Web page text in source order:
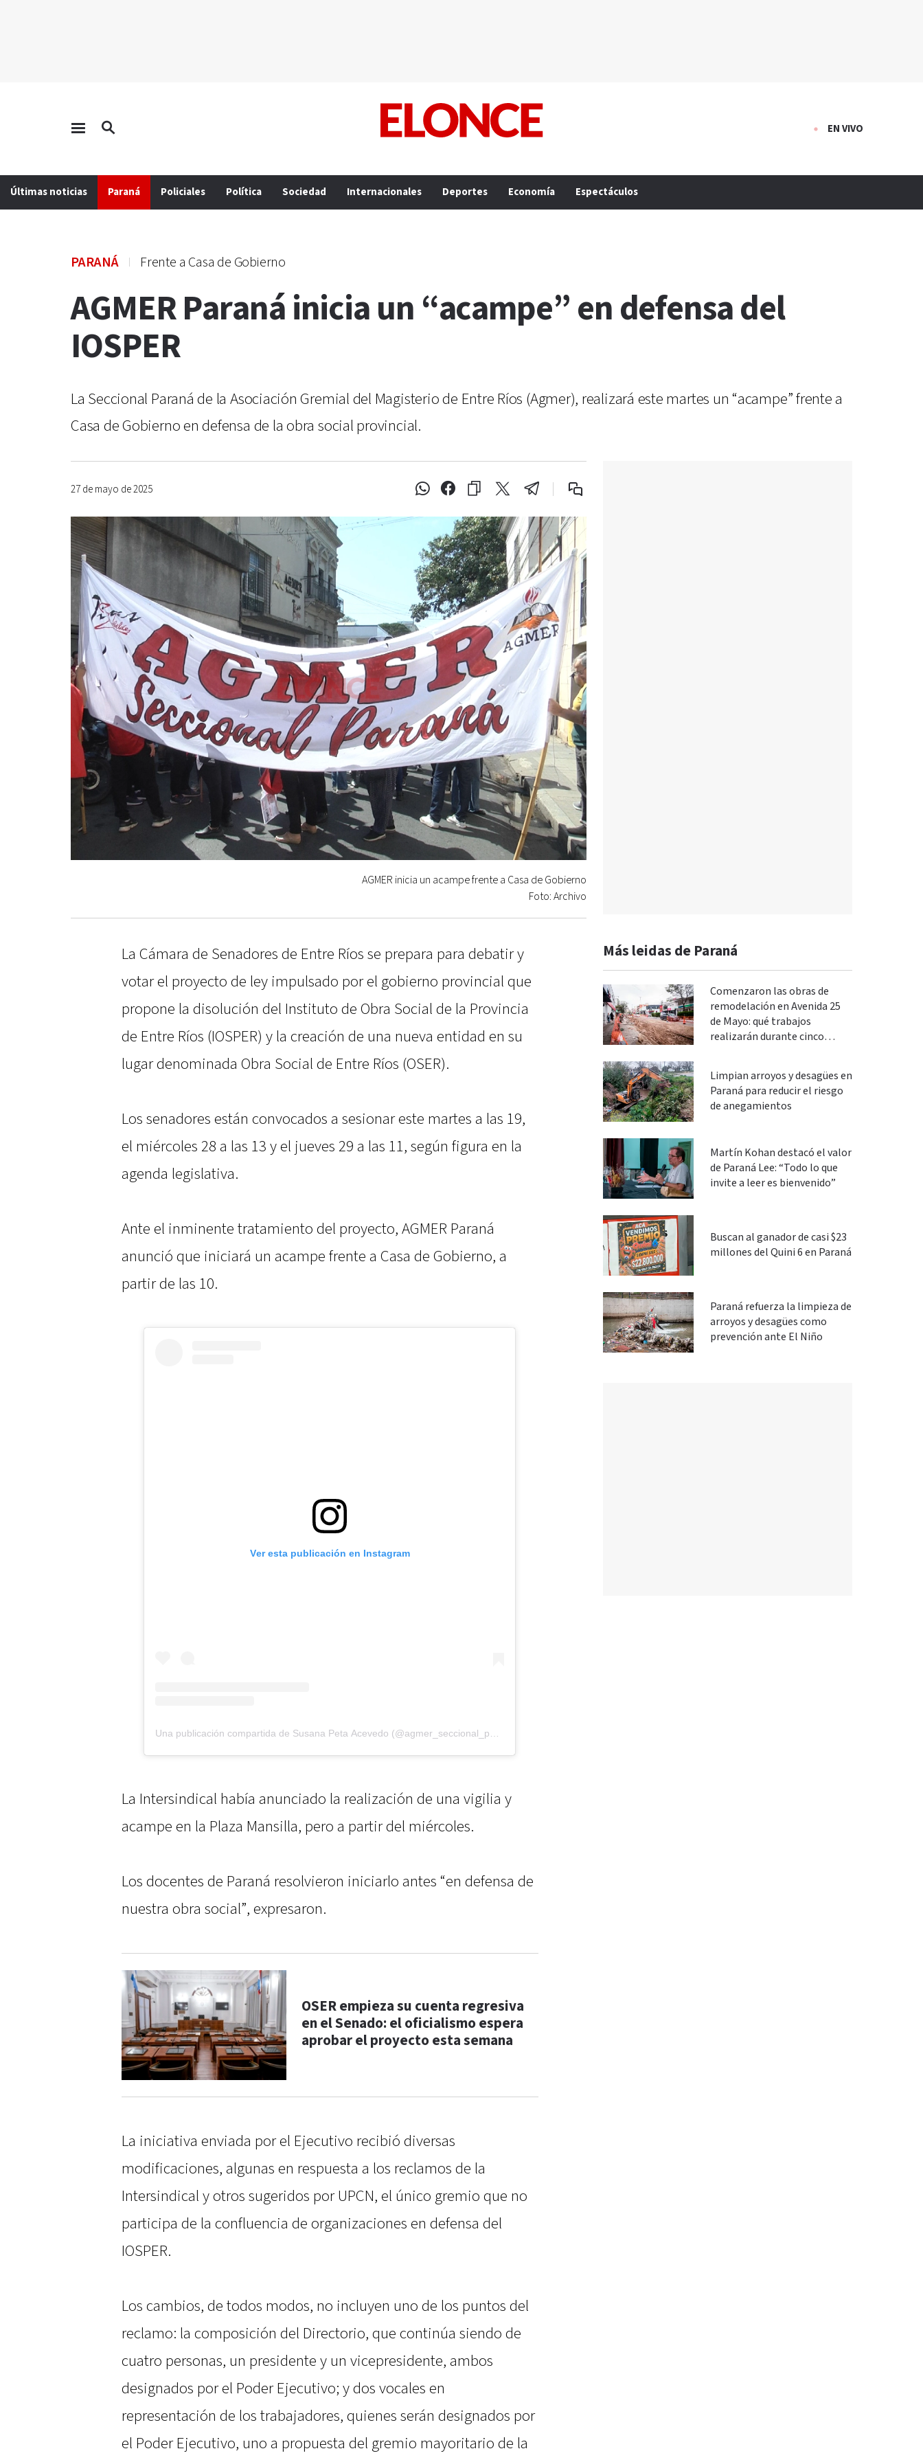
EN VIVO
Últimas noticias Paraná Policiales Política Sociedad Internacionales Deportes Economía Espectáculos
PARANÁ Frente a Casa de Gobierno
AGMER Paraná inicia un “acampe” en defensa del
IOSPER
La Seccional Paraná de la Asociación Gremial del Magisterio de Entre Ríos (Agmer), realizará este martes un “acampe” frente a
Casa de Gobierno en defensa de la obra social provincial.
27 de mayo de 2025
AGMER inicia un acampe frente a Casa de Gobierno
Foto: Archivo
La Cámara de Senadores de Entre Ríos se prepara para debatir y
votar el proyecto de ley impulsado por el gobierno provincial que
propone la disolución del Instituto de Obra Social de la Provincia
de Entre Ríos (IOSPER) y la creación de una nueva entidad en su
lugar denominada Obra Social de Entre Ríos (OSER).
Los senadores están convocados a sesionar este martes a las 19,
el miércoles 28 a las 13 y el jueves 29 a las 11, según figura en la
agenda legislativa.
Ante el inminente tratamiento del proyecto, AGMER Paraná
anunció que iniciará un acampe frente a Casa de Gobierno, a
partir de las 10.
Ver esta publicación en Instagram
La Intersindical había anunciado la realización de una vigilia y
acampe en la Plaza Mansilla, pero a partir del miércoles.
Los docentes de Paraná resolvieron iniciarlo antes “en defensa de
nuestra obra social”, expresaron.
OSER empieza su cuenta regresiva
en el Senado: el oficialismo espera
aprobar el proyecto esta semana
La iniciativa enviada por el Ejecutivo recibió diversas
modificaciones, algunas en respuesta a los reclamos de la
Intersindical y otros sugeridos por UPCN, el único gremio que no
participa de la confluencia de organizaciones en defensa del
IOSPER.
Los cambios, de todos modos, no incluyen uno de los puntos del
reclamo: la composición del Directorio, que continúa siendo de
cuatro personas, un presidente y un vicepresidente, ambos
designados por el Poder Ejecutivo; y dos vocales en
representación de los trabajadores, quienes serán designados por
el Poder Ejecutivo, uno a propuesta del gremio mayoritario de la
Más leidas de Paraná
Comenzaron las obras de
remodelación en Avenida 25
de Mayo: qué trabajos
realizarán durante cinco
Limpian arroyos y desagües en
Paraná para reducir el riesgo
de anegamientos
Martín Kohan destacó el valor
de Paraná Lee: “Todo lo que
invite a leer es bienvenido”
Buscan al ganador de casi $23
millones del Quini 6 en Paraná
Paraná refuerza la limpieza de
arroyos y desagües como
prevención ante El Niño